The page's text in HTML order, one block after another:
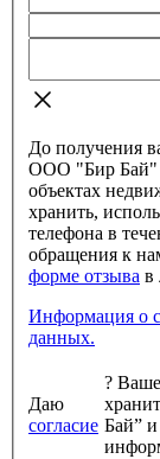
До получения
ООО "Бир Бай"
объектах
хранить,
телефона в
форме отзыва
Информация о согласии на обработку персональных
данных.
Даю
согласие
? Ваше
храниться в базе данных
Бай” и